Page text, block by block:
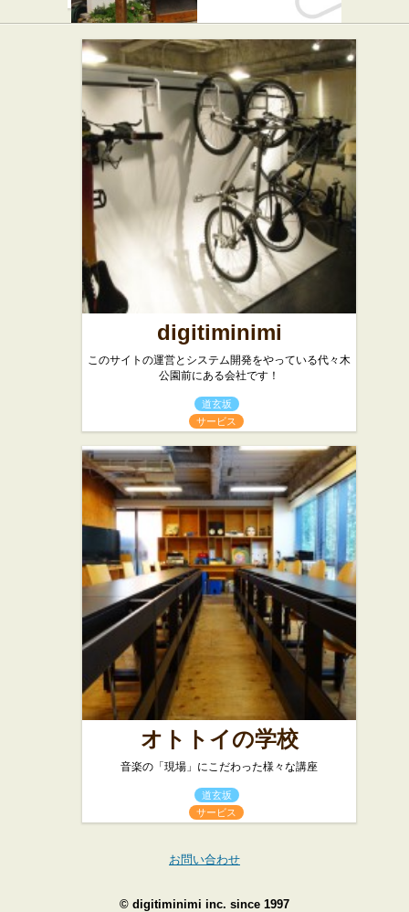
代々木公園
アートス
タジオ
代々木深町
小公園
digitiminimi
このサイトの運営とシステム開発をやっている代々木
公園前にある会社です！
道玄坂
サービス
オトトイの学校
音楽の「現場」にこだわった様々な講座
道玄坂
サービス
お問い合わせ
© digitiminimi inc. since 1997